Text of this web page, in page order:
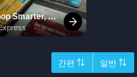
간편 ⇅ 일반 ⇅